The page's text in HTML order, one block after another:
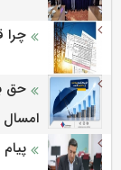
چرا
حق
امسال از 14.5